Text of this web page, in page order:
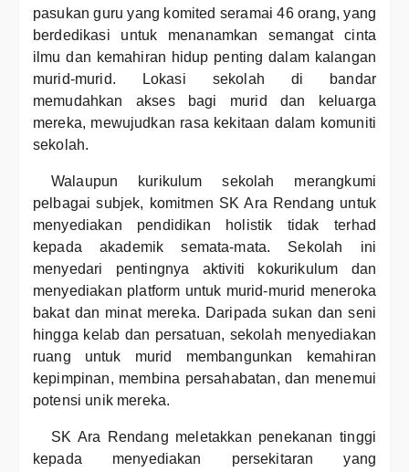
pasukan guru yang komited seramai 46 orang, yang
berdedikasi untuk menanamkan semangat cinta
ilmu dan kemahiran hidup penting dalam kalangan
murid-murid. Lokasi sekolah di bandar
memudahkan akses bagi murid dan keluarga
mereka, mewujudkan rasa kekitaan dalam komuniti
sekolah.
Walaupun kurikulum sekolah merangkumi
pelbagai subjek, komitmen SK Ara Rendang untuk
menyediakan pendidikan holistik tidak terhad
kepada akademik semata-mata. Sekolah ini
menyedari pentingnya aktiviti kokurikulum dan
menyediakan platform untuk murid-murid meneroka
bakat dan minat mereka. Daripada sukan dan seni
hingga kelab dan persatuan, sekolah menyediakan
ruang untuk murid membangunkan kemahiran
kepimpinan, membina persahabatan, dan menemui
potensi unik mereka.
SK Ara Rendang meletakkan penekanan tinggi
kepada menyediakan persekitaran yang